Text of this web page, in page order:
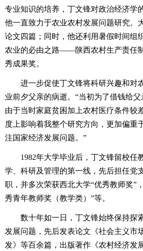
专业知识的培养，丁文锋对政治经济学
他一直致力于农业农村发展问题研究。
论文四篇；同时，他还利用暑假时间组
农业的必由之路——陕西农村生产责任
秀成果奖。
进一步促使丁文锋将科研兴趣和对
业前夕父亲的病逝。“当初为了借钱给
由于当时家庭贫困加上农村医疗条件较
度上影响着我整个研究方向，更加偏重
注国家经济发展问题。”
1982年大学毕业后，丁文锋留校任
学、科研及管理的第一线，先后担任党
职，并多次荣获西北大学“优秀教师奖”
秀青年教师奖（教学类）”等。
数十年如一日，丁文锋始终保持探
发展问题，先后发表论文《社会主义市
发》等百余篇，出版著作《农村经济发